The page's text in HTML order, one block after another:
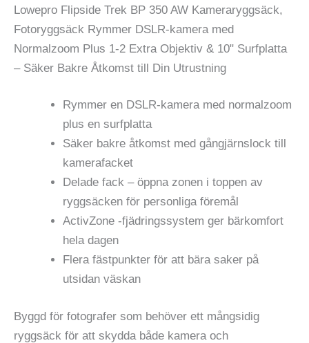
Lowepro Flipside Trek BP 350 AW Kameraryggsäck,
Fotoryggsäck Rymmer DSLR-kamera med
Normalzoom Plus 1-2 Extra Objektiv & 10" Surfplatta
– Säker Bakre Åtkomst till Din Utrustning
Rymmer en DSLR-kamera med normalzoom
plus en surfplatta
Säker bakre åtkomst med gångjärnslock till
kamerafacket
Delade fack – öppna zonen i toppen av
ryggsäcken för personliga föremål
ActivZone -fjädringssystem ger bärkomfort
hela dagen
Flera fästpunkter för att bära saker på
utsidan väskan
Byggd för fotografer som behöver ett mångsidig
ryggsäck för att skydda både kamera och